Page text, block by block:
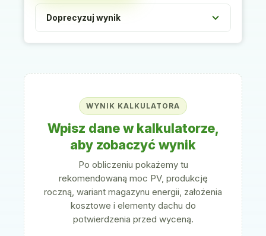
Doprecyzuj wynik
WYNIK KALKULATORA
Wpisz dane w kalkulatorze,
aby zobaczyć wynik
Po obliczeniu pokażemy tu
rekomendowaną moc PV, produkcję
roczną, wariant magazynu energii, założenia
kosztowe i elementy dachu do
potwierdzenia przed wyceną.